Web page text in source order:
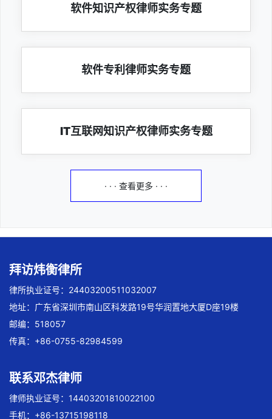
软件知识产权律师实务专题
软件专利律师实务专题
IT互联网知识产权律师实务专题
· · · 查看更多 · · ·
拜访炜衡律所
律所执业证号：24403200511032007
地址：广东省深圳市南山区科发路19号华润置地大厦D座19楼
邮编：518057
传真：+86-0755-82984599
联系邓杰律师
律师执业证号：14403201810022100
手机：+86-13715198118